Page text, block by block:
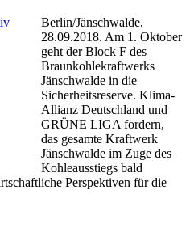
Berlin/Jänschwalde,
28.09.2018. Am 1. Oktober
geht der Block F des
Braunkohlekraftwerks
Jänschwalde in die
Sicherheitsreserve. Klima-
Allianz Deutschland und
GRÜNE LIGA fordern,
das gesamte Kraftwerk
Jänschwalde im Zuge des
Kohleausstiegs bald
Perspektiven für die